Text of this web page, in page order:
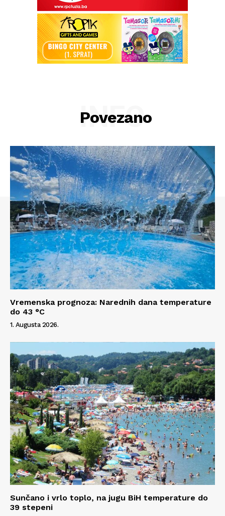
Info
O nama
Kontakt
Impressum
Povezano
INFO
Vremenska prognoza: Narednih dana temperature
do 43 °C
1. Augusta 2026.
Sunčano i vrlo toplo, na jugu BiH temperature do
39 stepeni